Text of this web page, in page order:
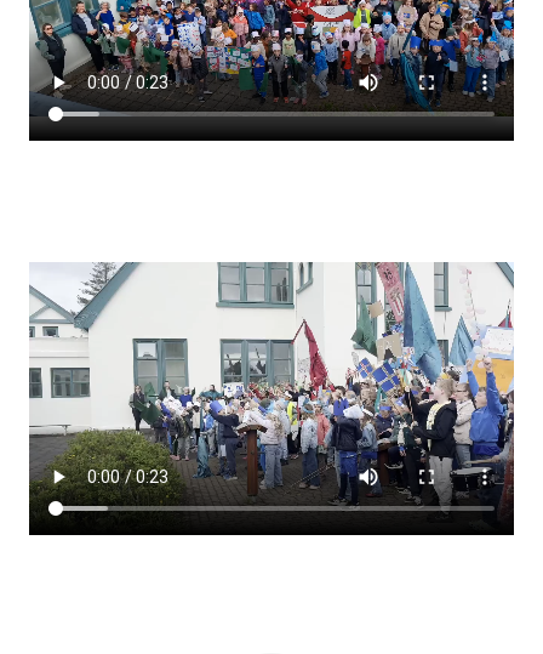
Lestrarheftin
Náms- og kennsluáætlanir
Námsráðgjafi
Stundaskrár
Valgreinar
Umsókn um val utanskóla
Foreldrafélag